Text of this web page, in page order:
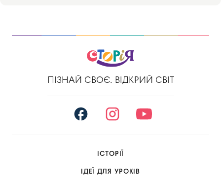
ПІЗНАЙ СВОЄ. ВІДКРИЙ СВІТ
ІСТОРІЇ
ІДЕЇ ДЛЯ УРОКІВ